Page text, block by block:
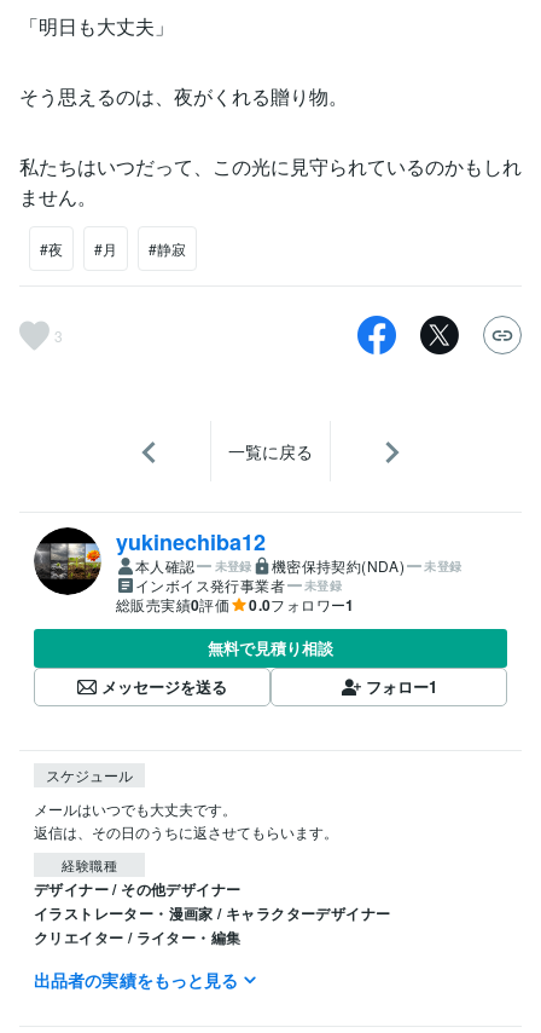
「明日も大丈夫」
そう思えるのは、夜がくれる贈り物。
私たちはいつだって、この光に見守られているのかもしれ
ません。
#夜 #月 #静寂
3
一覧に戻る
yukinechiba12
本人確認 未登録 機密保持契約(NDA) 未登録
インボイス発行事業者 未登録
総販売実績0評価 0.0フォロワー1
無料で見積り相談
メッセージを送る
フォロー1
スケジュール
メールはいつでも大丈夫です。
返信は、その日のうちに返させてもらいます。
経験職種
デザイナー / その他デザイナー
イラストレーター・漫画家 / キャラクターデザイナー
クリエイター / ライター・編集
職歴
出品者の実績をもっと見る